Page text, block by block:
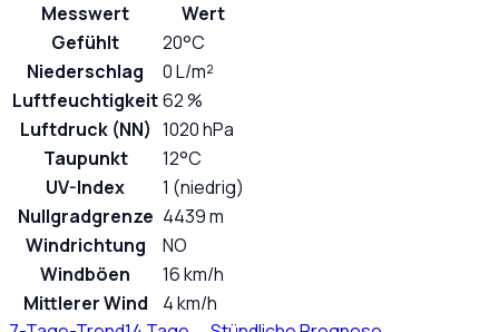
Messwert
Wert
Gefühlt
20°C
Niederschlag
0 L/m²
Luftfeuchtigkeit62 %
Luftdruck (NN) 1020 hPa
Taupunkt
12°C
UV-Index
1 (niedrig)
Nullgradgrenze 4439 m
Windrichtung
NO
Windböen
16 km/h
Mittlerer Wind
4 km/h